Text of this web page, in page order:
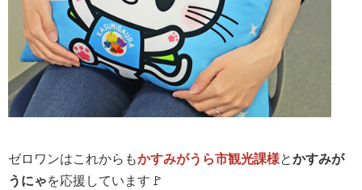
ゼロワンはこれからもかすみがうら市観光課様とかすみが
うにゃを応援しています🚩